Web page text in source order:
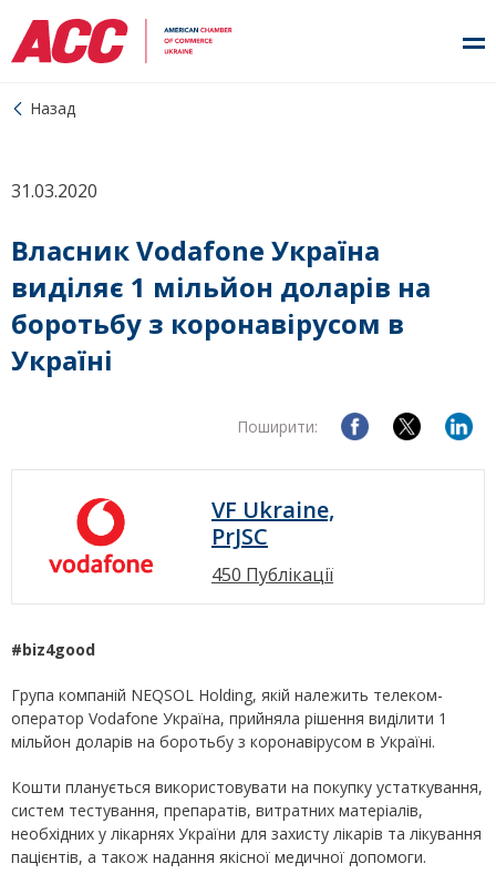
Назад
31.03.2020
Власник Vodafone Україна
виділяє 1 мільйон доларів на
боротьбу з коронавірусом в
Україні
Поширити:
VF Ukraine,
PrJSC
450 Публікації
#biz4good
Група компаній NEQSOL Holding, якій належить телеком-
оператор Vodafone Україна, прийняла рішення виділити 1
мільйон доларів на боротьбу з коронавірусом в Україні.
Кошти планується використовувати на покупку устаткування,
систем тестування, препаратів, витратних матеріалів,
необхідних у лікарнях України для захисту лікарів та лікування
пацієнтів, а також надання якісної медичної допомоги.